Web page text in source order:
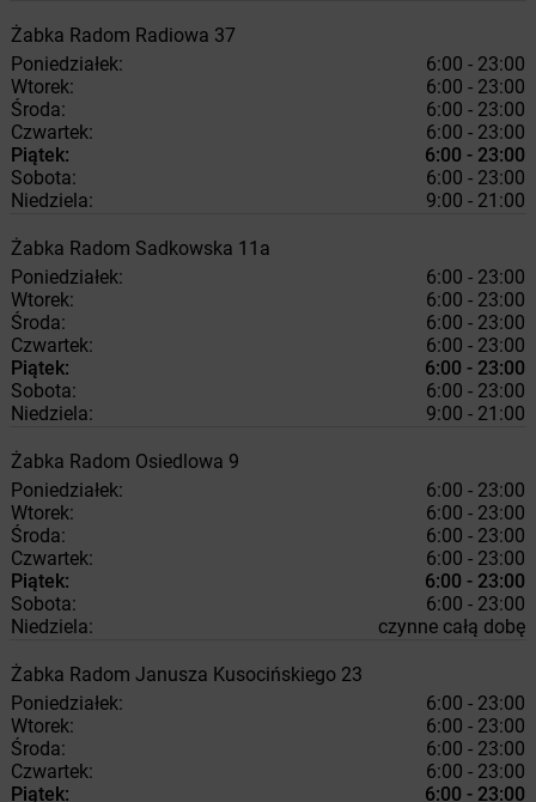
Żabka Radom Radiowa 37
Poniedziałek:
6:00 - 23:00
Wtorek:
6:00 - 23:00
Środa:
6:00 - 23:00
Czwartek:
6:00 - 23:00
Piątek:
6:00 - 23:00
Sobota:
6:00 - 23:00
Niedziela:
9:00 - 21:00
Żabka Radom Sadkowska 11a
Poniedziałek:
6:00 - 23:00
Wtorek:
6:00 - 23:00
Środa:
6:00 - 23:00
Czwartek:
6:00 - 23:00
Piątek:
6:00 - 23:00
Sobota:
6:00 - 23:00
Niedziela:
9:00 - 21:00
Żabka Radom Osiedlowa 9
Poniedziałek:
6:00 - 23:00
Wtorek:
6:00 - 23:00
Środa:
6:00 - 23:00
Czwartek:
6:00 - 23:00
Piątek:
6:00 - 23:00
Sobota:
6:00 - 23:00
Niedziela:
czynne całą dobę
Żabka Radom Janusza Kusocińskiego 23
Poniedziałek:
6:00 - 23:00
Wtorek:
6:00 - 23:00
Środa:
6:00 - 23:00
Czwartek:
6:00 - 23:00
Piątek:
6:00 - 23:00